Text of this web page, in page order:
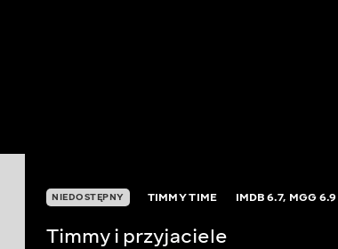
NIEDOSTĘPNY TIMMY TIME IMDB6.7, MGG6.9
Timmy i przyjaciele